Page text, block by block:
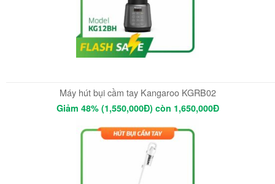
Máy hút bụi cầm tay Kangaroo KGRB02
Giảm 48% (1,550,000Đ) còn 1,650,000Đ